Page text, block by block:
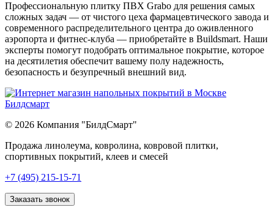
Профессиональную плитку ПВХ Grabo для решения самых
сложных задач — от чистого цеха фармацевтического завода и
современного распределительного центра до оживленного
аэропорта и фитнес-клуба — приобретайте в Buildsmart. Наши
эксперты помогут подобрать оптимальное покрытие, которое
на десятилетия обеспечит вашему полу надежность,
безопасность и безупречный внешний вид.
© 2026 Компания "БилдСмарт"
Продажа линолеума, ковролина, ковровой плитки,
спортивных покрытий, клеев и смесей
Explore
lists
+7 (495) 215-15-71
Заказать звонок